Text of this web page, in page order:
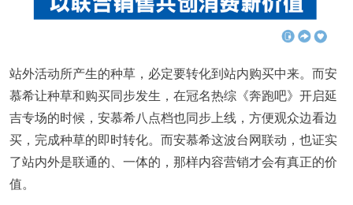
站外活动所产生的种草，必定要转化到站内购买中来。而安
慕希让种草和购买同步发生，在冠名热综《奔跑吧》开启延
吉专场的时候，安慕希八点档也同步上线，方便观众边看边
买，完成种草的即时转化。而安慕希这波台网联动，也证实
了站内外是联通的、一体的，那样内容营销才会有真正的价
值。